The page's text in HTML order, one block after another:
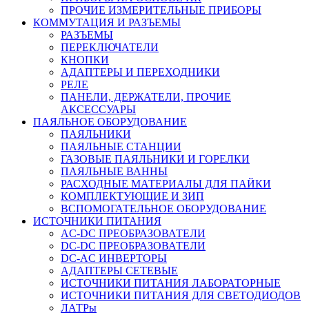
ПРОЧИЕ ИЗМЕРИТЕЛЬНЫЕ ПРИБОРЫ
КОММУТАЦИЯ И РАЗЪЕМЫ
РАЗЪЕМЫ
ПЕРЕКЛЮЧАТЕЛИ
КНОПКИ
АДАПТЕРЫ И ПЕРЕХОДНИКИ
РЕЛЕ
ПАНЕЛИ, ДЕРЖАТЕЛИ, ПРОЧИЕ
АКСЕССУАРЫ
ПАЯЛЬНОЕ ОБОРУДОВАНИЕ
ПАЯЛЬНИКИ
ПАЯЛЬНЫЕ СТАНЦИИ
ГАЗОВЫЕ ПАЯЛЬНИКИ И ГОРЕЛКИ
ПАЯЛЬНЫЕ ВАННЫ
РАСХОДНЫЕ МАТЕРИАЛЫ ДЛЯ ПАЙКИ
КОМПЛЕКТУЮЩИЕ И ЗИП
ВСПОМОГАТЕЛЬНОЕ ОБОРУДОВАНИЕ
ИСТОЧНИКИ ПИТАНИЯ
AC-DC ПРЕОБРАЗОВАТЕЛИ
DC-DC ПРЕОБРАЗОВАТЕЛИ
DC-AC ИНВЕРТОРЫ
АДАПТЕРЫ СЕТЕВЫЕ
ИСТОЧНИКИ ПИТАНИЯ ЛАБОРАТОРНЫЕ
ИСТОЧНИКИ ПИТАНИЯ ДЛЯ СВЕТОДИОДОВ
ЛАТРы